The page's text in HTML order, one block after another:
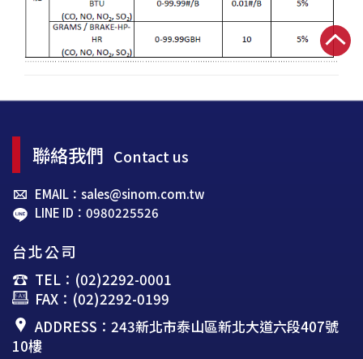
聯絡我們 Contact us
EMAIL：sales@sinom.com.tw
LINE ID：0980225526
台北公司
TEL：(02)2292-0001
FAX：(02)2292-0199
ADDRESS：243新北市泰山區新北大道六段407號
10樓